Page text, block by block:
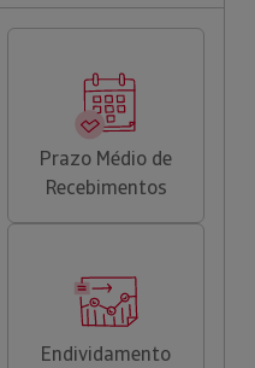
Prazo Médio de
Recebimentos
Endividamento